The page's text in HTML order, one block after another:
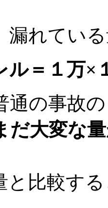
漏れてい
ル＝１万
通の事故の
だ大変な
と比較す